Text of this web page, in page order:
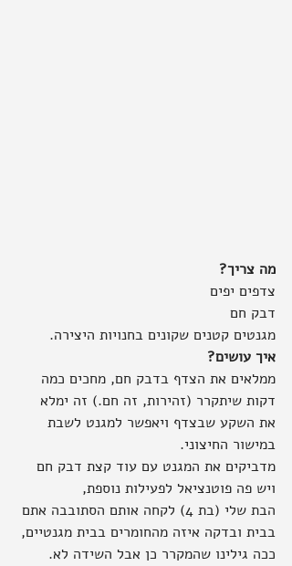
מה צריך?
צדפים יפים
דבק חם
מגנטים קטנים שקונים בחנויות היצירה.
איך עושים?
ממלאים את הצדף בדבק חם, מחכים כמה
דקות שיתקרר (זהירות, זה חם.) זה ימלא
את השקע שבצדף ויאפשר למגנט לשבת
במישור החיצוני.
מדביקים את המגנט עם עוד קצת דבק חם
ויש פה פוטנציאל לפעילות נוספת,
הבת שלי (בת 4) לקחה אותם הסתובבה אתם
בבית ובדקה איזה מהחומרים בבית מגנטיים,
ככה גילינו שהמקרר כן אבל השידה לא.